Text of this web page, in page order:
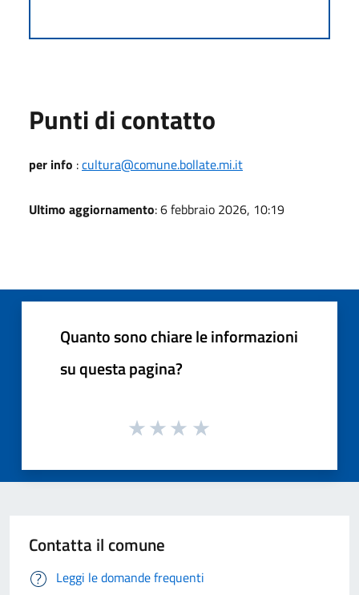
Punti di contatto
per info :cultura@comune.bollate.mi.it
Ultimo aggiornamento: 6 febbraio 2026, 10:19
Quanto sono chiare le informazioni
su questa pagina?
Contatta il comune
Leggi le domande frequenti